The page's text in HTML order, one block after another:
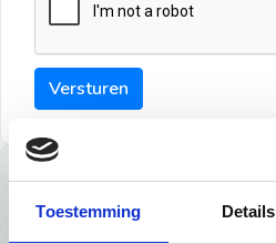
Toestemming Details
Versturen
Tips